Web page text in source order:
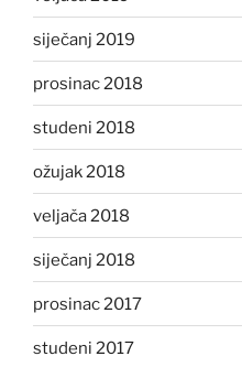
siječanj 2019
prosinac 2018
studeni 2018
ožujak 2018
veljača 2018
siječanj 2018
prosinac 2017
studeni 2017